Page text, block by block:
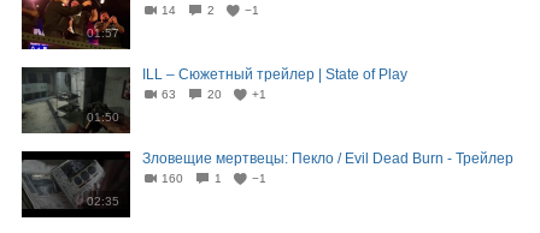
01:57
14 2 −1
01:50
ILL – Сюжетный трейлер | State of Play
63 20 +1
02:35
Зловещие мертвецы: Пекло / Evil Dead Burn - Трейлер
160 1 −1